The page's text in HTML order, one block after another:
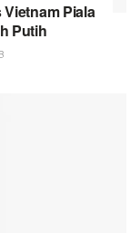
Piala
Putih